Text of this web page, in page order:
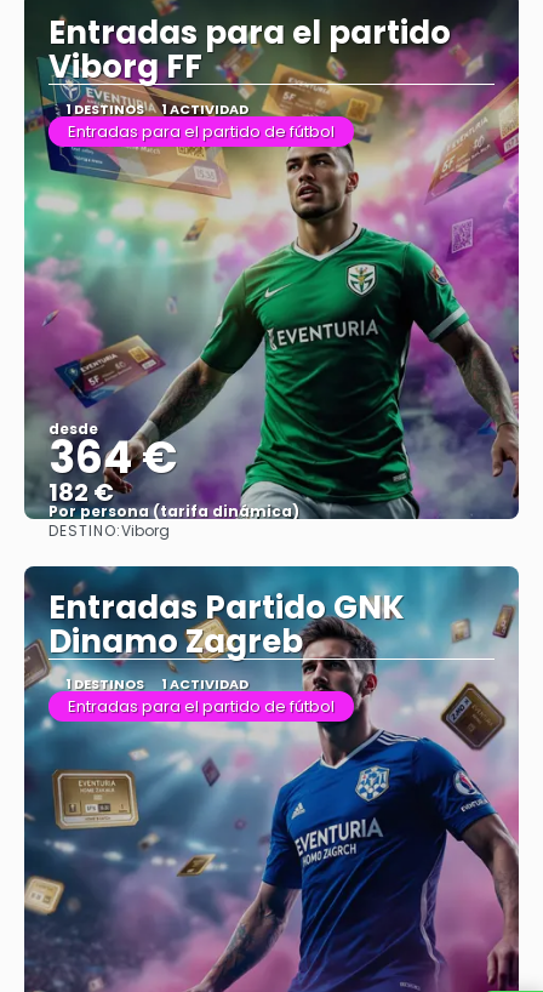
Entradas para el partido
Viborg FF
1 DESTINOS 1 ACTIVIDAD
Entradas para el partido de fútbol
desde
364 €
182 €
Por persona (tarifa dinámica)
DESTINO:Viborg
Entradas Partido GNK
Dinamo Zagreb
1 DESTINOS 1 ACTIVIDAD
Entradas para el partido de fútbol